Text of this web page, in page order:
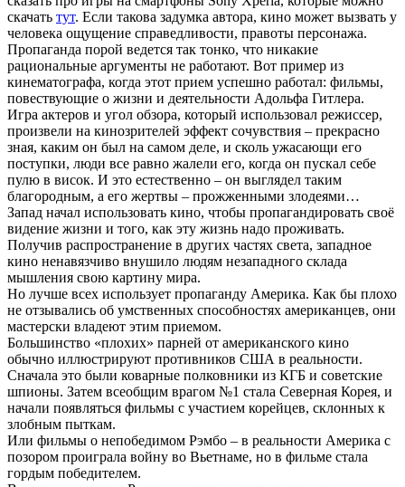
скачать тут. Если такова задумка автора, кино может вызвать у
человека ощущение справедливости, правоты персонажа.
Пропаганда порой ведется так тонко, что никакие
рациональные аргументы не работают. Вот пример из
кинематографа, когда этот прием успешно работал: фильмы,
повествующие о жизни и деятельности Адольфа Гитлера.
Игра актеров и угол обзора, который использовал режиссер,
произвели на кинозрителей эффект сочувствия – прекрасно
зная, каким он был на самом деле, и сколь ужасающи его
поступки, люди все равно жалели его, когда он пускал себе
пулю в висок. И это естественно – он выглядел таким
благородным, а его жертвы – прожженными злодеями…
Запад начал использовать кино, чтобы пропагандировать своё
видение жизни и того, как эту жизнь надо проживать.
Получив распространение в других частях света, западное
кино ненавязчиво внушило людям незападного склада
мышления свою картину мира.
Но лучше всех использует пропаганду Америка. Как бы плохо
не отзывались об умственных способностях американцев, они
мастерски владеют этим приемом.
Большинство «плохих» парней от американского кино
обычно иллюстрируют противников США в реальности.
Сначала это были коварные полковники из КГБ и советские
шпионы. Затем всеобщим врагом №1 стала Северная Корея, и
начали появляться фильмы с участием корейцев, склонных к
злобным пыткам.
Или фильмы о непобедимом Рэмбо – в реальности Америка с
позором проиграла войну во Вьетнаме, но в фильме стала
гордым победителем.